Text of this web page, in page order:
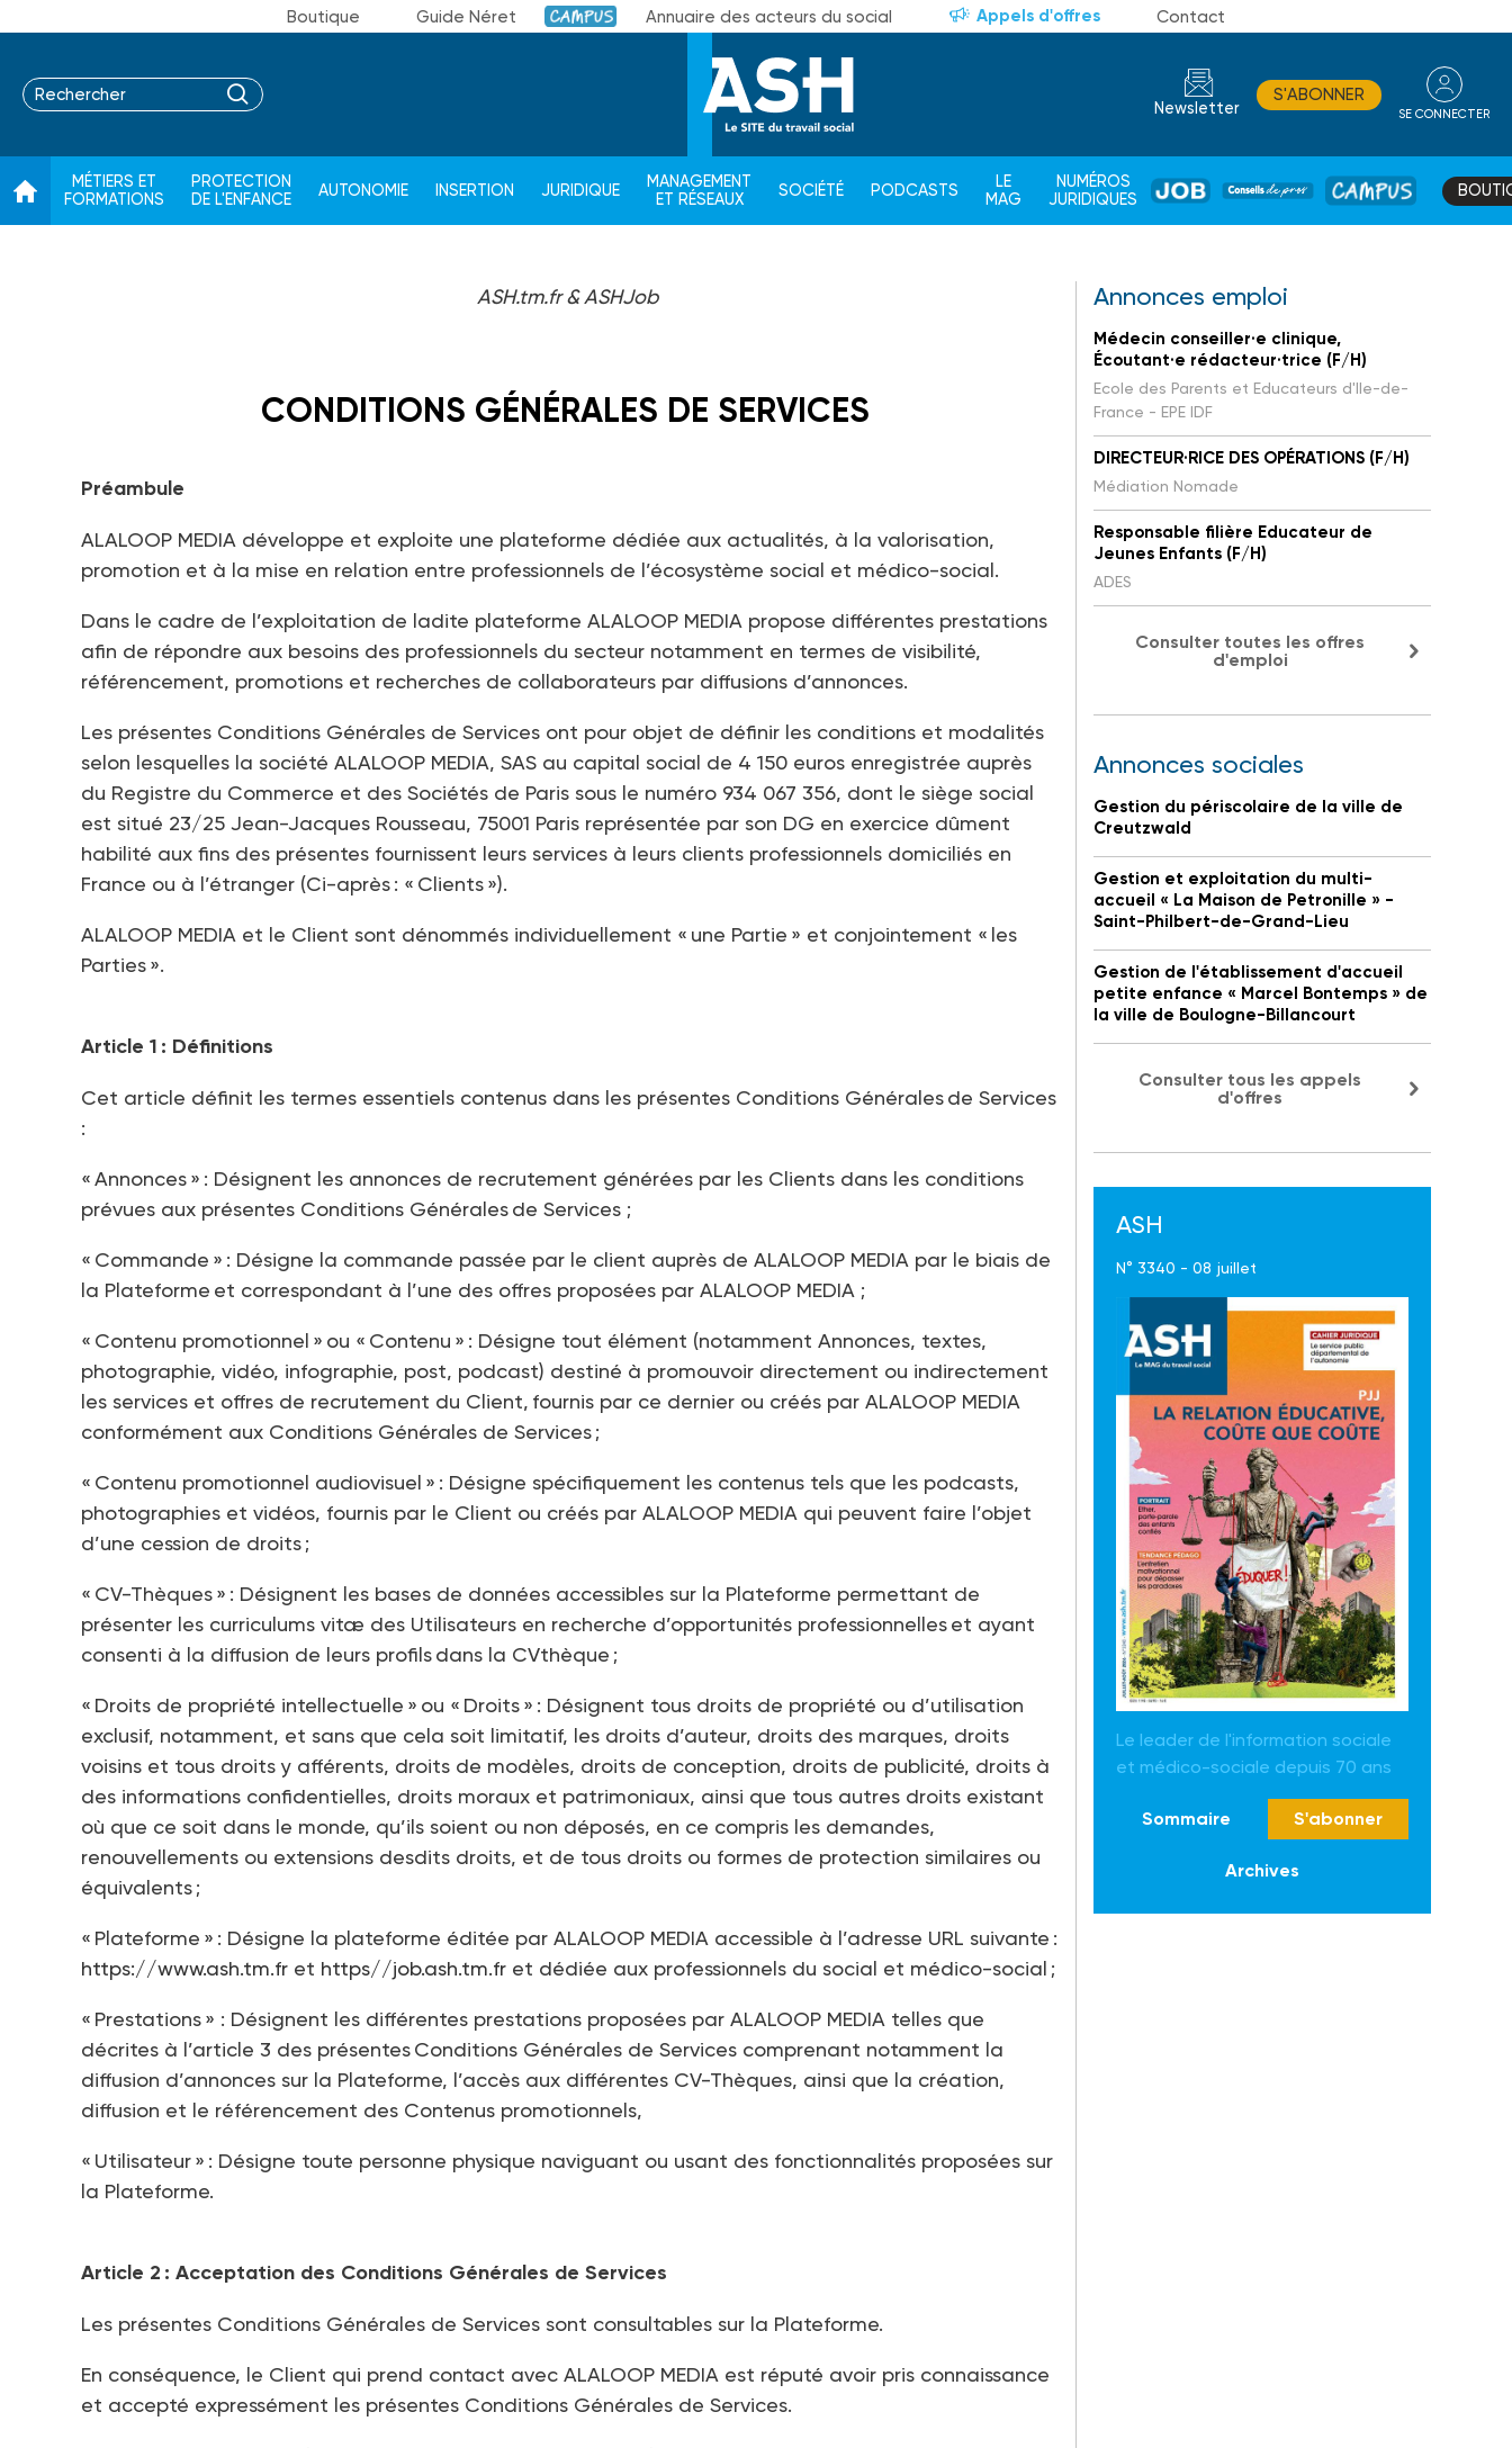
Boutique Guide Néret Campus Annuaire des acteurs du social Appels d'offres Contact
Newsletter
S'ABONNER
SE CONNECTER
MÉTIERS ET
FORMATIONS
PROTECTION
DE L'ENFANCE
AUTONOMIE INSERTION JURIDIQUE
MANAGEMENT
ET RÉSEAUX
SOCIÉTÉ PODCASTS
LE
MAG
NUMÉROS
JURIDIQUES
JOB
DE
CAMPUS
ASH.tm.fr & ASHJob
CONDITIONS GÉNÉRALES DE SERVICES
Préambule
ALALOOP MEDIA développe et exploite une plateforme dédiée aux actualités, à la valorisation,
promotion et à la mise en relation entre professionnels de l’écosystème social et médico-social.
Dans le cadre de l’exploitation de ladite plateforme ALALOOP MEDIA propose différentes prestations
afin de répondre aux besoins des professionnels du secteur notamment en termes de visibilité,
référencement, promotions et recherches de collaborateurs par diffusions d’annonces.
Les présentes Conditions Générales de Services ont pour objet de définir les conditions et modalités
selon lesquelles la société ALALOOP MEDIA, SAS au capital social de 4 150 euros enregistrée auprès
du Registre du Commerce et des Sociétés de Paris sous le numéro 934 067 356, dont le siège social
est situé 23/25 Jean-Jacques Rousseau, 75001 Paris représentée par son DG en exercice dûment
habilité aux fins des présentes fournissent leurs services à leurs clients professionnels domiciliés en
France ou à l’étranger (Ci-après : « Clients »).
ALALOOP MEDIA et le Client sont dénommés individuellement « une Partie » et conjointement « les
Parties ».
Article 1 : Définitions
Cet article définit les termes essentiels contenus dans les présentes Conditions Générales de Services
:
« Annonces » : Désignent les annonces de recrutement générées par les Clients dans les conditions
prévues aux présentes Conditions Générales de Services ;
« Commande » : Désigne la commande passée par le client auprès de ALALOOP MEDIA par le biais de
la Plateforme et correspondant à l’une des offres proposées par ALALOOP MEDIA ;
« Contenu promotionnel » ou « Contenu » : Désigne tout élément (notamment Annonces, textes,
photographie, vidéo, infographie, post, podcast) destiné à promouvoir directement ou indirectement
les services et offres de recrutement du Client, fournis par ce dernier ou créés par ALALOOP MEDIA
conformément aux Conditions Générales de Services ;
« Contenu promotionnel audiovisuel » : Désigne spécifiquement les contenus tels que les podcasts,
photographies et vidéos, fournis par le Client ou créés par ALALOOP MEDIA qui peuvent faire l’objet
d’une cession de droits ;
« CV-Thèques » : Désignent les bases de données accessibles sur la Plateforme permettant de
présenter les curriculums vitæ des Utilisateurs en recherche d’opportunités professionnelles et ayant
consenti à la diffusion de leurs profils dans la CVthèque ;
« Droits de propriété intellectuelle » ou « Droits » : Désignent tous droits de propriété ou d’utilisation
exclusif, notamment, et sans que cela soit limitatif, les droits d’auteur, droits des marques, droits
voisins et tous droits y afférents, droits de modèles, droits de conception, droits de publicité, droits à
des informations confidentielles, droits moraux et patrimoniaux, ainsi que tous autres droits existant
où que ce soit dans le monde, qu’ils soient ou non déposés, en ce compris les demandes,
renouvellements ou extensions desdits droits, et de tous droits ou formes de protection similaires ou
équivalents ;
« Plateforme » : Désigne la plateforme éditée par ALALOOP MEDIA accessible à l’adresse URL suivante :
https://www.ash.tm.fr et https//job.ash.tm.fr et dédiée aux professionnels du social et médico-social ;
« Prestations » : Désignent les différentes prestations proposées par ALALOOP MEDIA telles que
décrites à l’article 3 des présentes Conditions Générales de Services comprenant notamment la
diffusion d’annonces sur la Plateforme, l’accès aux différentes CV-Thèques, ainsi que la création,
diffusion et le référencement des Contenus promotionnels,
« Utilisateur » : Désigne toute personne physique naviguant ou usant des fonctionnalités proposées sur
la Plateforme.
Article 2 : Acceptation des Conditions Générales de Services
Les présentes Conditions Générales de Services sont consultables sur la Plateforme.
En conséquence, le Client qui prend contact avec ALALOOP MEDIA est réputé avoir pris connaissance
et accepté expressément les présentes Conditions Générales de Services.
Annonces emploi
Médecin conseiller·e clinique,
Écoutant·e rédacteur·trice (F/H)
Ecole des Parents et Educateurs d'Ile-de-
France - EPE IDF
DIRECTEUR·RICE DES OPÉRATIONS (F/H)
Médiation Nomade
Responsable filière Educateur de
Jeunes Enfants (F/H)
ADES
Consulter toutes les offres
d'emploi
Annonces sociales
Gestion du périscolaire de la ville de
Creutzwald
Gestion et exploitation du multi-
accueil « La Maison de Petronille » -
Saint-Philbert-de-Grand-Lieu
Gestion de l'établissement d'accueil
petite enfance « Marcel Bontemps » de
la ville de Boulogne-Billancourt
Consulter tous les appels
d'offres
ASH
N° 3340 - 08 juillet
Le leader de l'information sociale
et médico-sociale depuis 70 ans
Sommaire S'abonner
Archives